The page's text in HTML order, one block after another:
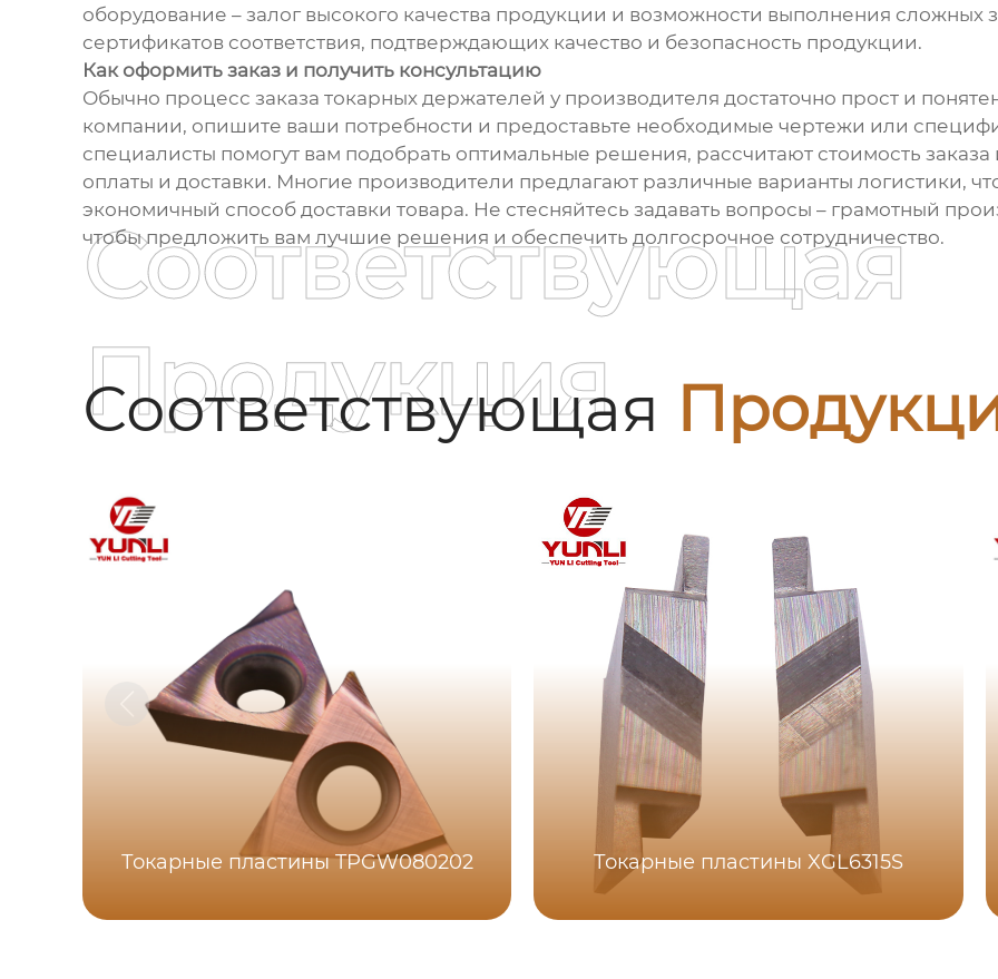
оборудование – залог высокого качества продукции и возможности выполнения сложных
сертификатов соответствия, подтверждающих качество и безопасность продукции.
Как оформить заказ и получить консультацию
Обычно процесс заказа токарных держателей у производителя достаточно прост и
компании, опишите ваши потребности и предоставьте необходимые чертежи или
специалисты помогут вам подобрать оптимальные решения, рассчитают стоимость
оплаты и доставки. Многие производители предлагают различные варианты логистики,
экономичный способ доставки товара. Не стесняйтесь задавать вопросы – грамотный
чтобы предложить вам лучшие решения и обеспечить долгосрочное сотрудничество.
Соответствующая
Соответствующая
Продукция
Токарные пластины TPGW080202 Токарные пластины XGL6315S